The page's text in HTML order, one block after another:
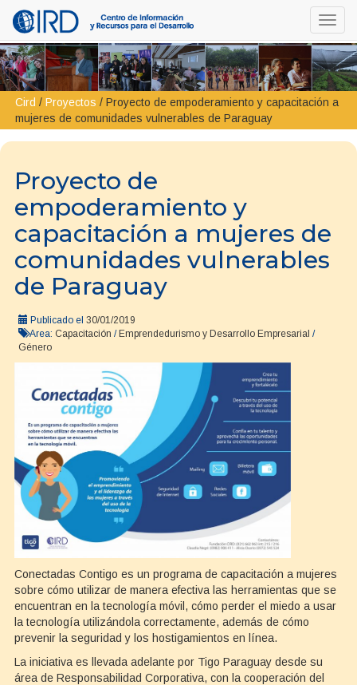
Cird / Proyectos / Proyecto de empoderamiento y capacitación a
mujeres de comunidades vulnerables de Paraguay
Proyecto de
empoderamiento y
capacitación a mujeres de
comunidades vulnerables
de Paraguay
Publicado el 30/01/2019
Area: Capacitación / Emprendedurismo y Desarrollo Empresarial /
Género
Conectadas Contigo es un programa de capacitación a mujeres
sobre cómo utilizar de manera efectiva las herramientas que se
encuentran en la tecnología móvil, cómo perder el miedo a usar
la tecnología utilizándola correctamente, además de cómo
prevenir la seguridad y los hostigamientos en línea.
La iniciativa es llevada adelante por Tigo Paraguay desde su
área de Responsabilidad Corporativa, con la cooperación del